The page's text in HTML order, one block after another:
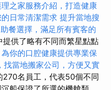
之家服務介紹，打造健康
日常清潔需求 提升當地搜
餐選擇，滿足所有賓客的
供了略有不同而繁星點點
你的口腔健康提供專業保
找當地搬家公司，方便又實
名員工，代表50個不同